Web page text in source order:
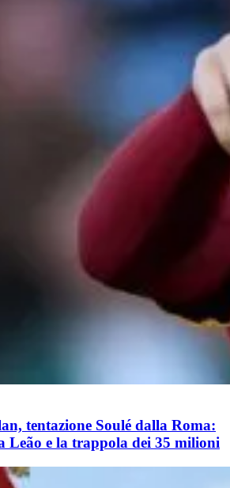
tentazione Soulé dalla Roma:
Leão e la trappola dei 35 milioni